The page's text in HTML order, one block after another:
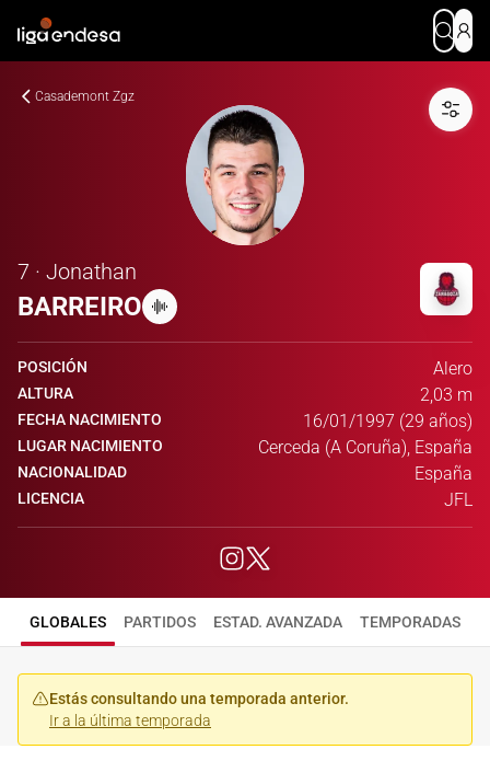
Casademont Zgz
7 · Jonathan
BARREIRO
POSICIÓN Alero
ALTURA 2,03 m
FECHA NACIMIENTO 16/01/1997 (29 años)
LUGAR NACIMIENTO Cerceda (A Coruña), España
NACIONALIDAD España
LICENCIA JFL
GLOBALES PARTIDOS ESTAD. AVANZADA TEMPORADAS
Estás consultando una temporada anterior.
Ir a la última temporada